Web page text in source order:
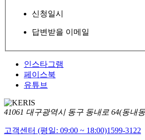
신청일시
답변받을 이메일
인스타그램
페이스북
유튜브
41061 대구광역시 동구 동내로 64(동내
고객센터 (평일: 09:00 ~ 18:00)1599-3122